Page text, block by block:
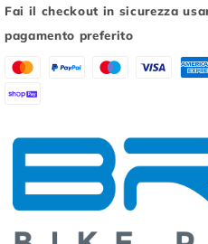
Fai il checkout in sicurezza
pagamento preferito